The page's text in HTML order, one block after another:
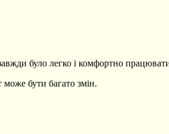
було легко і комфортно
бути багато змін.